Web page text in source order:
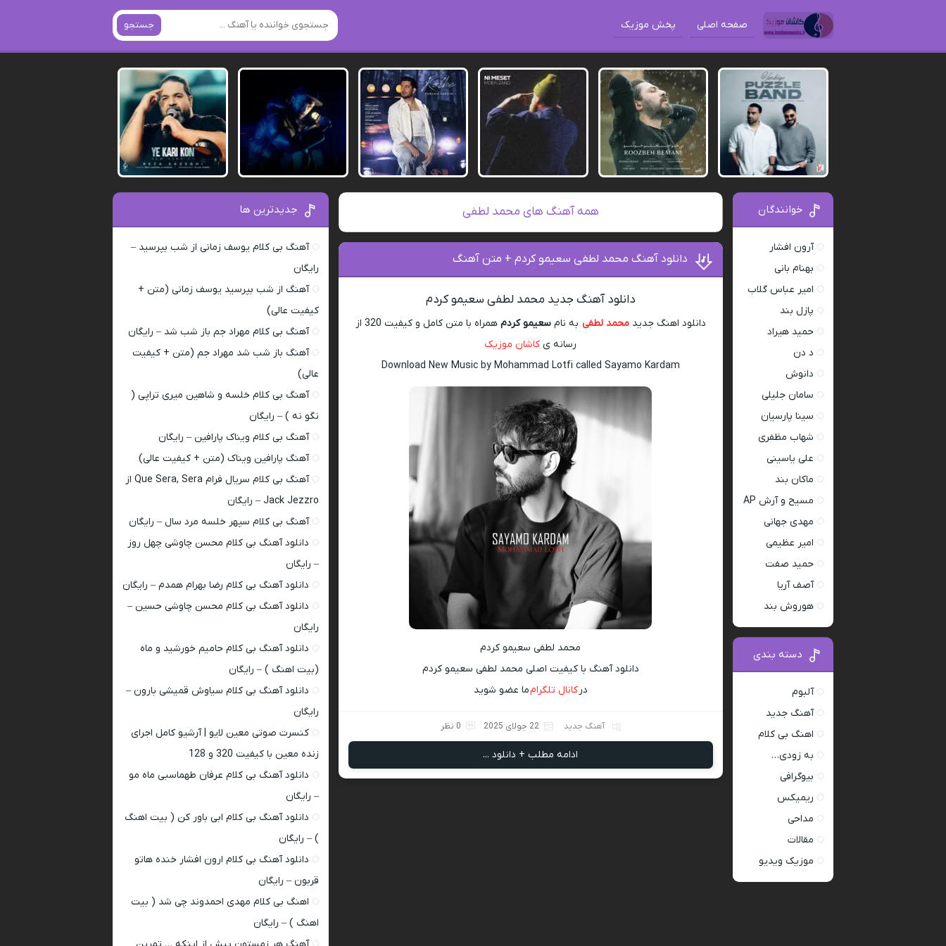
صفحه اصلی پخش موزیک جستجو
همه آهنگ های محمد لطفی
دانلود آهنگ محمد لطفی سعیمو کردم + متن آهنگ
دانلود آهنگ جدید محمد لطفی سعیمو کردم
دانلود اهنگ جدیدمحمد لطفی به نامسعیمو کردم
همراه با متن کامل و کیفیت 320 از
رسانه ی کاشان موزیک
Download New Music by Mohammad Lotfi called Sayamo Kardam
محمد لطفی سعیمو کردم
دانلود آهنگ با کیفیت اصلی محمد لطفی سعیمو کردم
درکانال تلگرامما عضو شوید
آهنگ جدید 22 جولای 2025 0 نظر
ادامه مطلب + دانلود ...
خوانندگان
آرون افشار
بهنام بانی
امیر عباس گلاب
پازل بند
حمید هیراد
د دن
دانوش
سامان جلیلی
سینا پارسیان
شهاب مظفری
علی یاسینی
ماکان بند
مسیح و آرش AP
مهدی جهانی
امیر عظیمی
حمید صفت
آصف آریا
هوروش بند
دسته بندی
آلبوم
آهنگ جدید
اهنگ بی کلام
به زودی…
بیوگرافی
ریمیکس
مداحی
مقالات
موزیک ویدیو
جدیدترین ها
آهنگ بی کلام یوسف زمانی از شب بپرسید –
رایگان
آهنگ از شب بپرسید یوسف زمانی (متن +
کیفیت عالی)
آهنگ بی کلام مهراد جم باز شب شد – رایگان
آهنگ باز شب شد مهراد جم (متن + کیفیت
عالی)
آهنگ بی کلام خلسه و شاهین میری تراپی (
نگو نه ) – رایگان
آهنگ بی کلام ویناک پارافین – رایگان
آهنگ پارافین ویناک (متن + کیفیت عالی)
آهنگ بی کلام سریال فرام Que Sera, Sera از
Jack Jezzro – رایگان
آهنگ بی کلام سپهر خلسه مرد سال – رایگان
دانلود آهنگ بی کلام محسن چاوشی چهل روز
– رایگان
دانلود آهنگ بی کلام رضا بهرام همدم – رایگان
دانلود آهنگ بی کلام محسن چاوشی حسین –
رایگان
دانلود آهنگ بی کلام حامیم خورشید و ماه
(بیت اهنگ ) – رایگان
دانلود آهنگ بی کلام سیاوش قمیشی بارون –
رایگان
کنسرت صوتی معین لایو | آرشیو کامل اجرای
زنده معین با کیفیت 320 و 128
دانلود آهنگ بی کلام عرفان طهماسبی ماه مو
– رایگان
دانلود آهنگ بی کلام ابی باور کن ( بیت اهنگ
) – رایگان
دانلود آهنگ بی کلام ارون افشار خنده هاتو
قربون – رایگان
اهنگ بی کلام مهدی احمدوند چی شد ( بیت
اهنگ ) – رایگان